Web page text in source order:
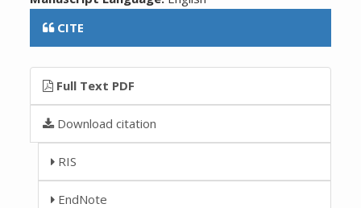
CITE
Full Text PDF
Download citation
RIS
EndNote